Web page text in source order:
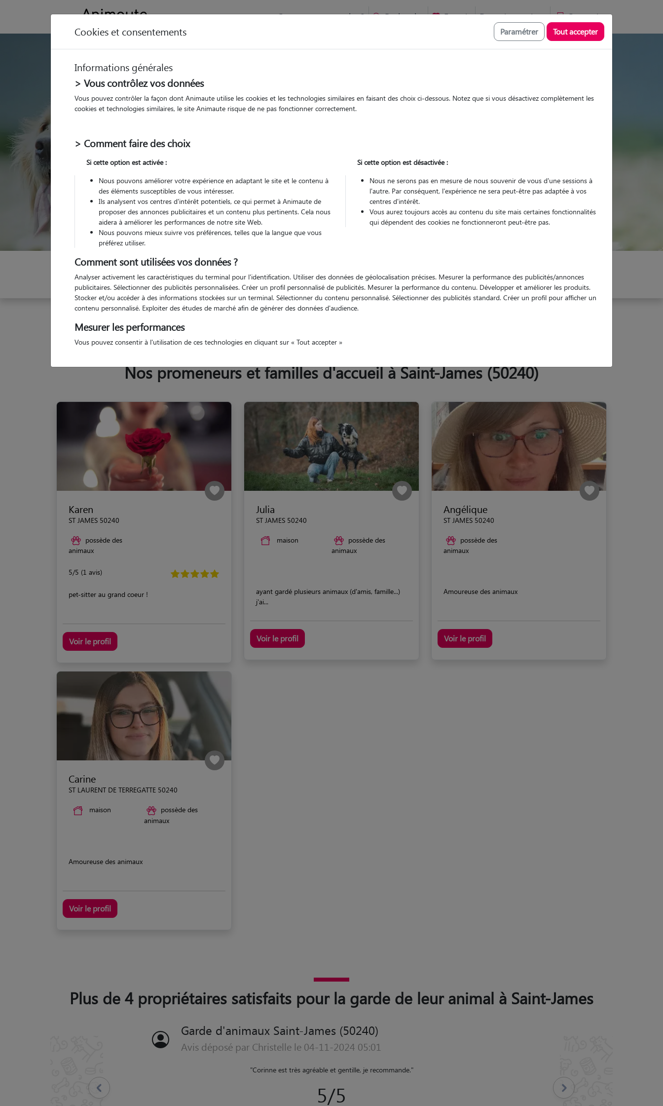
Comment ça marche ? Recherche Favoris Devenir pet sitter Connexion
GARDE ANIMAUX à Saint-James : Garde chien et chat en famille ou à domicile, visites et promenades
Trouvez une garde animaux à
Saint-James
James
Garde Promenades
Pour quel animal ?
Trouver mon Pet Sitter
Indiquez vos dates
Nos promeneurs et familles d'accueil à Saint-James (50240)
Karen
ST JAMES 50240
possède des
animaux
5/5 (1 avis)
pet-sitter au grand coeur !
Voir le profil
Julia
ST JAMES 50240
maison
possède des
animaux
ayant gardé plusieurs animaux (d'amis, famille...)
j'ai...
Voir le profil
Angélique
ST JAMES 50240
possède des
animaux
Amoureuse des animaux
Voir le profil
Carine
ST LAURENT DE TERREGATTE 50240
maison
possède des
animaux
Amoureuse des animaux
Voir le profil
Plus de 4 propriétaires satisfaits pour la garde de leur animal à Saint-James
Garde d'animaux Saint-James (50240)
Avis déposé par Aurélie le 16-07-2023 05:17
Super accueil , tres gentil couple tres attentionné envers leur pensionnaire ...je la recommande vivement , Notre Saiko a
Cookies et consentements Paramétrer Tout accepter
Informations générales
> Vous contrôlez vos données
Vous pouvez contrôler la façon dont Animaute utilise les cookies et les technologies similaires en faisant des choix ci-dessous. Notez que si vous désactivez complètement les
cookies et technologies similaires, le site Animaute risque de ne pas fonctionner correctement.
> Comment faire des choix
Si cette option est activée :
Nous pouvons améliorer votre expérience en adaptant le site et le contenu à
des éléments susceptibles de vous intéresser.
Ils analysent vos centres d'intérêt potentiels, ce qui permet à Animaute de
proposer des annonces publicitaires et un contenu plus pertinents. Cela nous
aidera à améliorer les performances de notre site Web.
Nous pouvons mieux suivre vos préférences, telles que la langue que vous
préférez utiliser.
Si cette option est désactivée :
Nous ne serons pas en mesure de nous souvenir de vous d'une sessions à
l'autre. Par conséquent, l'expérience ne sera peut-être pas adaptée à vos
centres d'intérêt.
Vous aurez toujours accès au contenu du site mais certaines fonctionnalités
qui dépendent des cookies ne fonctionneront peut-être pas.
Comment sont utilisées vos données ?
Analyser activement les caractéristiques du terminal pour l'identification. Utiliser des données de géolocalisation précises. Mesurer la performance des publicités/annonces
publicitaires. Sélectionner des publicités personnalisées. Créer un profil personnalisé de publicités. Mesurer la performance du contenu. Développer et améliorer les produits.
Stocker et/ou accéder à des informations stockées sur un terminal. Sélectionner du contenu personnalisé. Sélectionner des publicités standard. Créer un profil pour afficher un
contenu personnalisé. Exploiter des études de marché afin de générer des données d'audience.
Mesurer les performances
Vous pouvez consentir à l'utilisation de ces technologies en cliquant sur « Tout accepter »